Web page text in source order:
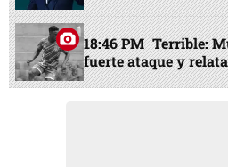
18:46 PM Terrible:
fuerte ataque y